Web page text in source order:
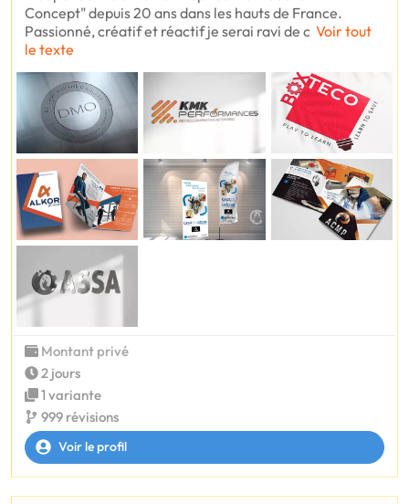
Concept" depuis 20 ans dans les hauts de France.
Passionné, créatif et réactif je serai ravi de c Voir tout
le texte
Montant privé
2 jours
1 variante
999 révisions
Voir le profil